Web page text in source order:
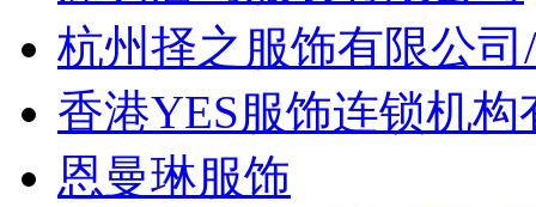
杭州择之服饰有限公
香港YES服饰连锁机
恩曼琳服饰